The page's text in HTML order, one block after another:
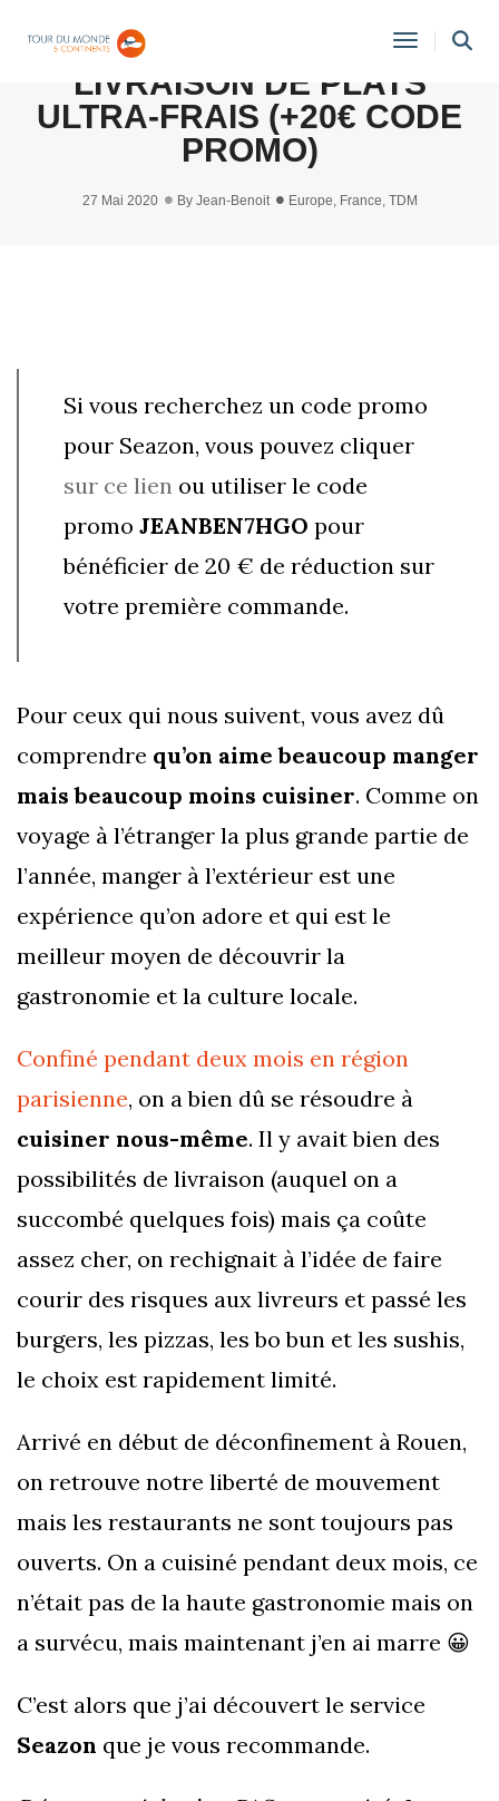
Toggle
TEST & AVIS DE SEAZON:
LIVRAISON DE PLATS
ULTRA-FRAIS (+20€ CODE
PROMO)
27 Mai 2020 By Jean-Benoit Europe, France, TDM
Si vous recherchez un code promo
pour Seazon, vous pouvez cliquer
sur ce lien ou utiliser le code
promo JEANBEN7HGO pour
bénéficier de 20 € de réduction sur
votre première commande.
Pour ceux qui nous suivent, vous avez dû
comprendre qu’on aime beaucoup manger
mais beaucoup moins cuisiner. Comme on
voyage à l’étranger la plus grande partie de
l’année, manger à l’extérieur est une
expérience qu’on adore et qui est le
meilleur moyen de découvrir la
gastronomie et la culture locale.
Confiné pendant deux mois en région
parisienne, on a bien dû se résoudre à
cuisiner nous-même. Il y avait bien des
possibilités de livraison (auquel on a
succombé quelques fois) mais ça coûte
assez cher, on rechignait à l’idée de faire
courir des risques aux livreurs et passé les
burgers, les pizzas, les bo bun et les sushis,
le choix est rapidement limité.
Arrivé en début de déconfinement à Rouen,
on retrouve notre liberté de mouvement
mais les restaurants ne sont toujours pas
ouverts. On a cuisiné pendant deux mois, ce
n’était pas de la haute gastronomie mais on
a survécu, mais maintenant j’en ai marre 😀
C’est alors que j’ai découvert le service
Seazon que je vous recommande.